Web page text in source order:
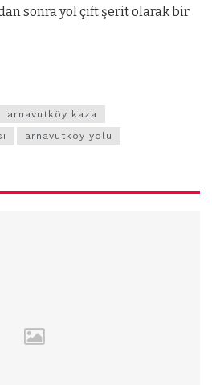
sonra yol çift şerit olarak bir
arnavutköy kaza
arnavutköy yolu